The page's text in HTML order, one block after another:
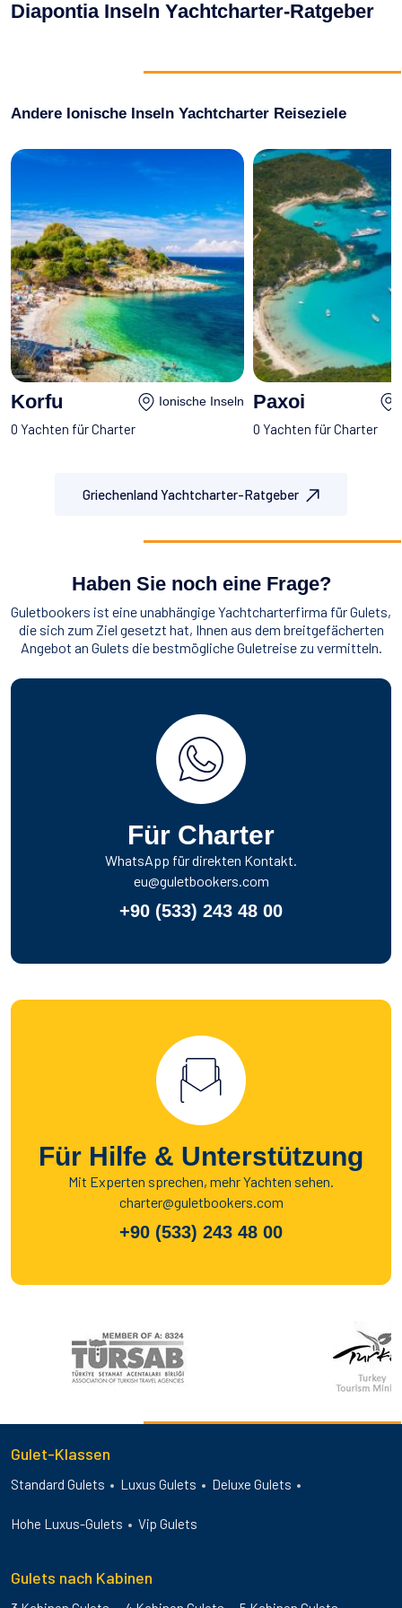
Geschäftsbedingungen
Diapontia Inseln Yachtcharter-Ratgeber
Andere Ionische Inseln Yachtcharter Reiseziele
Korfu Ionische Inseln
0 Yachten für Charter
Paxoi
0 Yachten für Charter
Griechenland Yachtcharter-Ratgeber
Haben Sie noch eine Frage?
Guletbookers ist eine unabhängige Yachtcharterfirma für Gulets,
die sich zum Ziel gesetzt hat, Ihnen aus dem breitgefächerten
Angebot an Gulets die bestmögliche Guletreise zu vermitteln.
Für Charter
WhatsApp für direkten Kontakt.
eu@guletbookers.com
+90 (533) 243 48 00
Für Hilfe & Unterstützung
Mit Experten sprechen, mehr Yachten sehen.
charter@guletbookers.com
+90 (533) 243 48 00
Gulet-Klassen
Standard Gulets Luxus Gulets Deluxe Gulets
Hohe Luxus-Gulets Vip Gulets
Gulets nach Kabinen